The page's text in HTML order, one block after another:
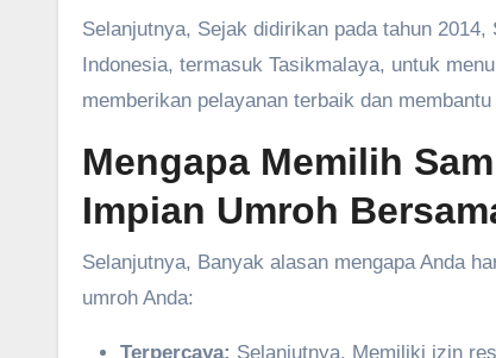
Selanjutnya, Sejak didirikan pada tahun
Indonesia, termasuk Tasikmalaya, untuk
memberikan pelayanan terbaik dan
Mengapa Memilih
Impian Umroh
Selanjutnya, Banyak alasan mengapa Anda
umroh Anda:
Terpercaya: Selanjutnya, Memiliki izin